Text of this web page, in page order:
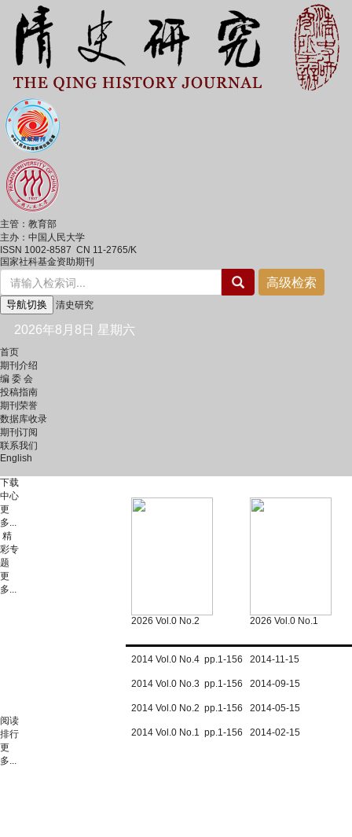
主管：教育部
主办：中国人民大学
ISSN 1002-8587 CN 11-2765/K
国家社科基金资助期刊
导航切换 清史研究
2026年8月8日 星期六
首页
期刊介绍
编 委 会
投稿指南
期刊荣誉
数据库收录
期刊订阅
联系我们
English
下载
中心
更
多...
精
彩专
题
更
多...
阅读
排行
更
多...
2026 Vol.0 No.2 2026 Vol.0 No.1
2014 Vol.0 No.4 pp.1-156 2014-11-15
2014 Vol.0 No.3 pp.1-156 2014-09-15
2014 Vol.0 No.2 pp.1-156 2014-05-15
2014 Vol.0 No.1 pp.1-156 2014-02-15